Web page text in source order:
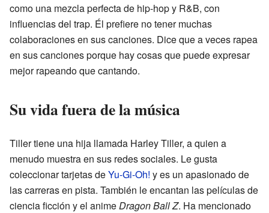
como una mezcla perfecta de hip-hop y R&B, con
influencias del trap. Él prefiere no tener muchas
colaboraciones en sus canciones. Dice que a veces rapea
en sus canciones porque hay cosas que puede expresar
mejor rapeando que cantando.
Su vida fuera de la música
Tiller tiene una hija llamada Harley Tiller, a quien a
menudo muestra en sus redes sociales. Le gusta
coleccionar tarjetas deYu-Gi-Oh! y es un apasionado de
las carreras en pista. También le encantan las películas de
ciencia ficción y el animeDragon Ball Z. Ha mencionado